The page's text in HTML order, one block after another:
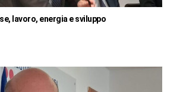
lavoro, energia e sviluppo